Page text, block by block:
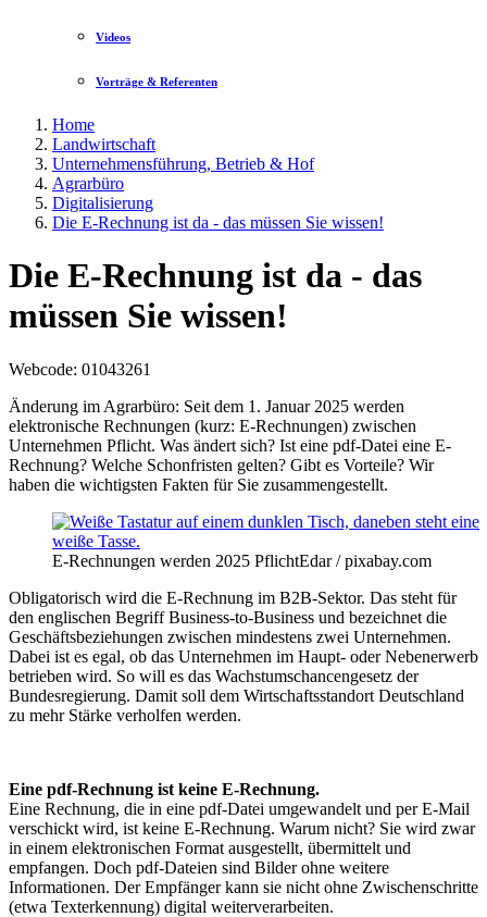
Videos
Vorträge & Referenten
Home
Landwirtschaft
Unternehmensführung, Betrieb & Hof
Agrarbüro
Digitalisierung
Die E-Rechnung ist da - das müssen Sie wissen!
Die E-Rechnung ist da - das
müssen Sie wissen!
Webcode: 01043261
Änderung im Agrarbüro: Seit dem 1. Januar 2025 werden
elektronische Rechnungen (kurz: E-Rechnungen) zwischen
Unternehmen Pflicht. Was ändert sich? Ist eine pdf-Datei eine E-
Rechnung? Welche Schonfristen gelten? Gibt es Vorteile? Wir
haben die wichtigsten Fakten für Sie zusammengestellt.
E-Rechnungen werden 2025 PflichtEdar / pixabay.com
Obligatorisch wird die E-Rechnung im B2B-Sektor. Das steht für
den englischen Begriff Business-to-Business und bezeichnet die
Geschäftsbeziehungen zwischen mindestens zwei Unternehmen.
Dabei ist es egal, ob das Unternehmen im Haupt- oder Nebenerwerb
betrieben wird. So will es das Wachstumschancengesetz der
Bundesregierung. Damit soll dem Wirtschaftsstandort Deutschland
zu mehr Stärke verholfen werden.
Eine pdf-Rechnung ist keine E-Rechnung.
Eine Rechnung, die in eine pdf-Datei umgewandelt und per E-Mail
verschickt wird, ist keine E-Rechnung. Warum nicht? Sie wird zwar
in einem elektronischen Format ausgestellt, übermittelt und
empfangen. Doch pdf-Dateien sind Bilder ohne weitere
Informationen. Der Empfänger kann sie nicht ohne Zwischenschritte
(etwa Texterkennung) digital weiterverarbeiten.